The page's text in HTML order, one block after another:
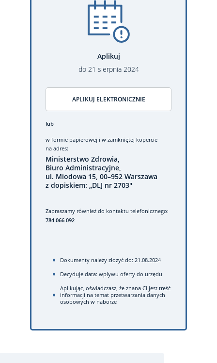
Aplikuj
do 21 sierpnia 2024
APLIKUJ ELEKTRONICZNIE
lub
w formie papierowej i w zamkniętej kopercie
na adres:
Ministerstwo Zdrowia,
Biuro Administracyjne,
ul. Miodowa 15, 00–952 Warszawa
z dopiskiem: „DLJ nr 2703"
Zapraszamy również do kontaktu telefonicznego:
784 066 092
Dokumenty należy złożyć do: 21.08.2024
Decyduje data: wpływu oferty do urzędu
Aplikując, oświadczasz, że znana Ci jest treść
informacji na temat przetwarzania danych
osobowych w naborze